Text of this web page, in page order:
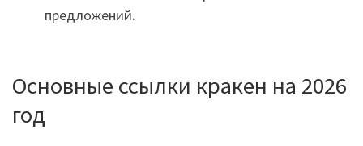
предложений.
Основные ссылки кракен на 2026
год